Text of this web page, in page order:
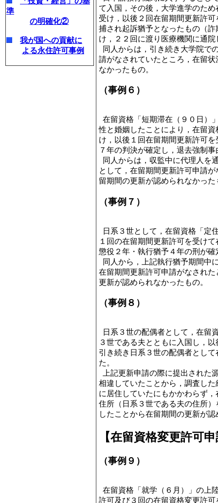
準
の明確化②
我が国への貢献に
よる永住許可事例
て入国，その後，大学進学のた
受け，以後２回在留期間更新許
捕され起訴猶予となったもの（
け，２２回に渡り医療機関に通
同人からは，引き続き大学院で
請がなされていたところ，在留
なかったもの。
（事例６）
在留資格「短期滞在（９０日）
性と婚姻したことにより，在留
け，以後１回在留期間更新許可
７年の判決が確定し，退去強制
同人からは，収監中に代理人を
として，在留期間更新許可申請
留期間の更新が認められなかった
（事例７）
日系３世として，在留資格「定
１回の在留期間更新許可を受け
懲役２年・執行猶予４年の刑が確
同人から，上記執行猶予期間中
在留期間更新許可申請がなされ
更新が認められなかったもの。
（事例８）
日系３世の配偶者として，在留
３世である夫とともに入国し，
引き続き日系３世の配偶者とし
た。
上記更新申請の際に提出された
相違していたことから，調査し
に居住していたにもかかわらず
住所（日系３世である夫の住所
したことから在留期間の更新が
【在留資格変更許可
（事例９）
在留資格「就学（６月）」の上
許可及び３回の在留資格変更許